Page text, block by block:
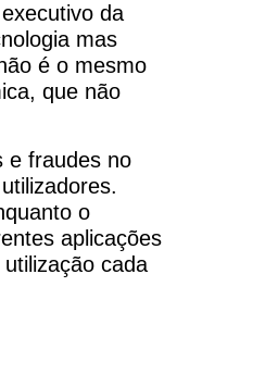
da
mas
é o mesmo
que não
e fraudes no
o
aplicações
cada